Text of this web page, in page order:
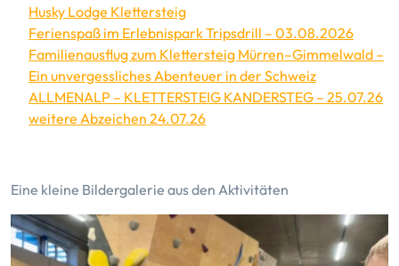
Husky Lodge Klettersteig
Ferienspaß im Erlebnispark Tripsdrill – 03.08.2026
Familienausflug zum Klettersteig Mürren–Gimmelwald –
Ein unvergessliches Abenteuer in der Schweiz
ALLMENALP – KLETTERSTEIG KANDERSTEG – 25.07.26
weitere Abzeichen 24.07.26
Eine kleine Bildergalerie aus den Aktivitäten